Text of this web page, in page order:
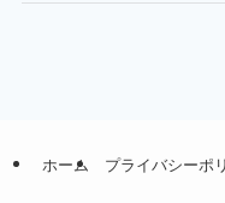
ホーム プライバシーポ